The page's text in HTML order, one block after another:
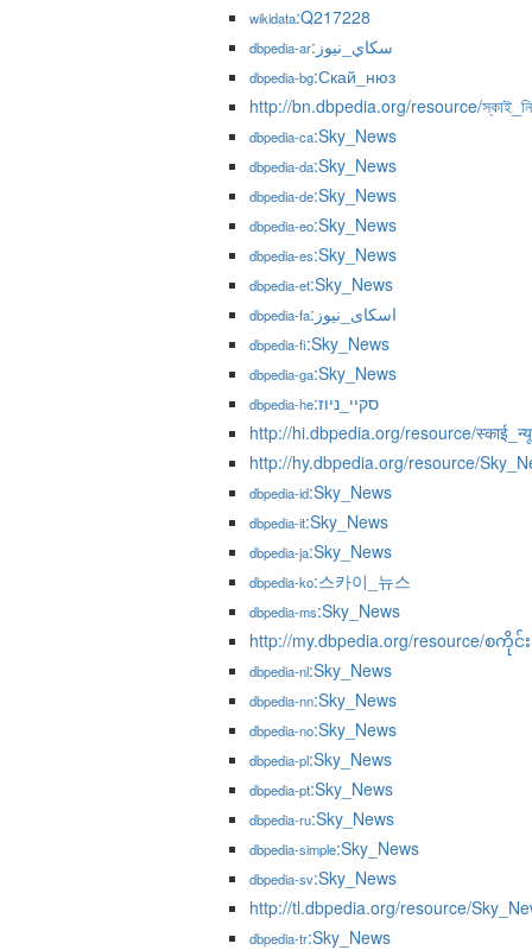
wikidata:Q217228
dbpedia-ar :سكاي_نيوز
dbpedia-bg:Скай_нюз
http://bn.dbpedia.org/resource/
dbpedia-ca:Sky_News
dbpedia-da:Sky_News
dbpedia-de:Sky_News
dbpedia-eo:Sky_News
dbpedia-es:Sky_News
dbpedia-et:Sky_News
dbpedia-fa :اسکای_نیوز
dbpedia-fi:Sky_News
dbpedia-ga:Sky_News
dbpedia-he :סקיי_ניוז
http://hi.dbpedia.org/resource/
http://hy.dbpedia.org/resource/
dbpedia-id:Sky_News
dbpedia-it:Sky_News
dbpedia-ja:Sky_News
dbpedia-ko:스카이_뉴스
dbpedia-ms:Sky_News
http://my.dbpedia.org/resource/စကို
dbpedia-nl:Sky_News
dbpedia-nn:Sky_News
dbpedia-no:Sky_News
dbpedia-pl:Sky_News
dbpedia-pt:Sky_News
dbpedia-ru:Sky_News
dbpedia-simple:Sky_News
dbpedia-sv:Sky_News
http://tl.dbpedia.org/resource/
dbpedia-tr:Sky_News